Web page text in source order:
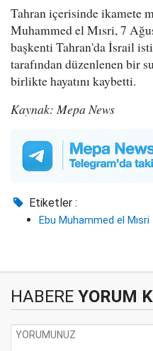
Tahran içerisinde ikamete
Muhammed el Mısri, 7
başkenti Tahran'da İsrail
tarafından düzenlenen bir
birlikte hayatını kaybetti.
Kaynak: Mepa News
Etiketler :
Ebu Muhammed el Mısri
HABERE YORUM